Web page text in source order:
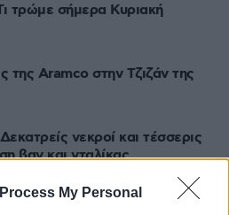
My Personal
τρώμε σήμερα Κυριακή
της Aramco στην Τζιζάν της
νεκροί και τέσσερις
βαν και νταλίκας
και ντοματίνια